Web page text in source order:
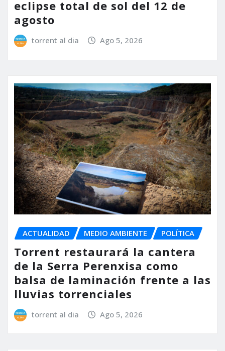
eclipse total de sol del 12 de
agosto
torrent al dia Ago 5, 2026
ACTUALIDAD MEDIO AMBIENTE POLÍTICA
Torrent restaurará la cantera
de la Serra Perenxisa como
balsa de laminación frente a las
lluvias torrenciales
torrent al dia Ago 5, 2026